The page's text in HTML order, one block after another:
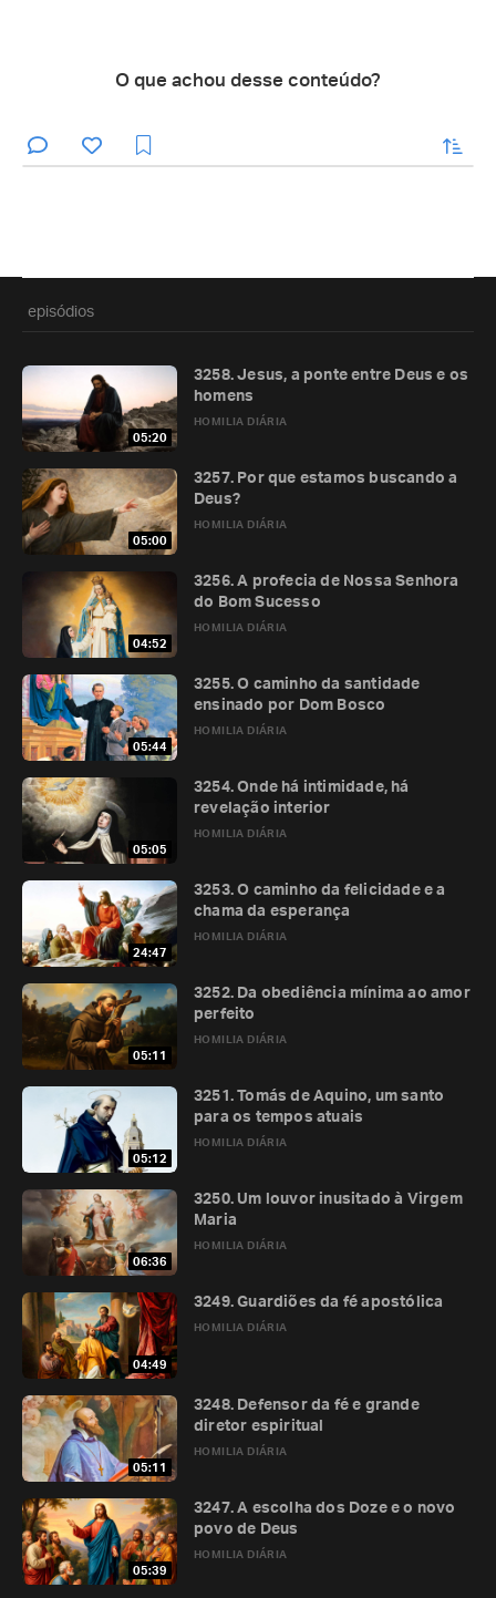
O que achou desse conteúdo?
enviar
episódios
05:20
HOMILIA DIÁRIA
3258. Jesus, a ponte entre Deus e os
homens
05:00
HOMILIA DIÁRIA
3257. Por que estamos buscando a
Deus?
04:52
HOMILIA DIÁRIA
3256. A profecia de Nossa Senhora
do Bom Sucesso
05:44
HOMILIA DIÁRIA
3255. O caminho da santidade
ensinado por Dom Bosco
05:05
HOMILIA DIÁRIA
3254. Onde há intimidade, há
revelação interior
24:47
HOMILIA DIÁRIA
3253. O caminho da felicidade e a
chama da esperança
05:11
HOMILIA DIÁRIA
3252. Da obediência mínima ao amor
perfeito
05:12
HOMILIA DIÁRIA
3251. Tomás de Aquino, um santo
para os tempos atuais
06:36
HOMILIA DIÁRIA
3250. Um louvor inusitado à Virgem
Maria
04:49
HOMILIA DIÁRIA
3249. Guardiões da fé apostólica
05:11
HOMILIA DIÁRIA
3248. Defensor da fé e grande
diretor espiritual
05:39
HOMILIA DIÁRIA
3247. A escolha dos Doze e o novo
povo de Deus